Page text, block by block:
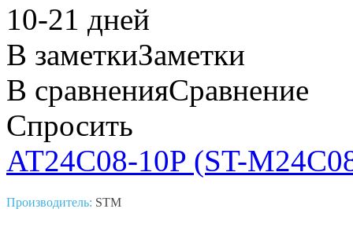
10-21 дней
В заметкиЗаметки
В сравненияСравнение
Спросить
AT24C08-10P (ST-
Производитель: STM